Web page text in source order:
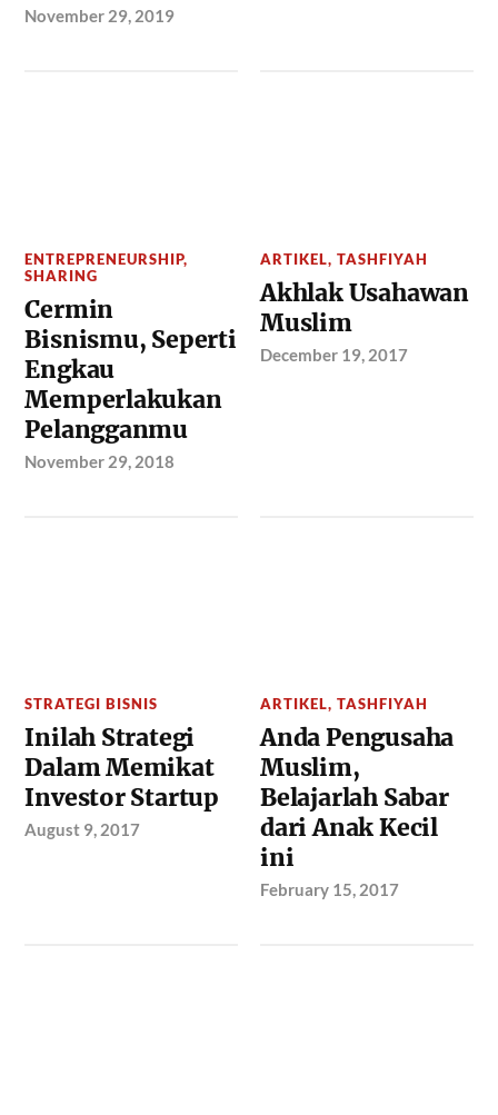
November 29, 2019
ENTREPRENEURSHIP,
SHARING
Cermin
Bisnismu, Seperti
Engkau
Memperlakukan
Pelangganmu
November 29, 2018
ARTIKEL,TASHFIYAH
Akhlak Usahawan
Muslim
December 19, 2017
STRATEGI BISNIS
Inilah Strategi
Dalam Memikat
Investor Startup
August 9, 2017
ARTIKEL,TASHFIYAH
Anda Pengusaha
Muslim,
Belajarlah Sabar
dari Anak Kecil
ini
February 15, 2017